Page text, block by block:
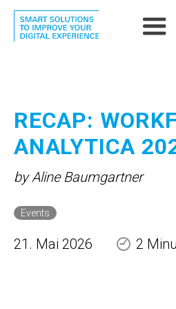
RECAP:
ANALYTICA
by Aline Baumgartner
Events
21. Mai 2026 2